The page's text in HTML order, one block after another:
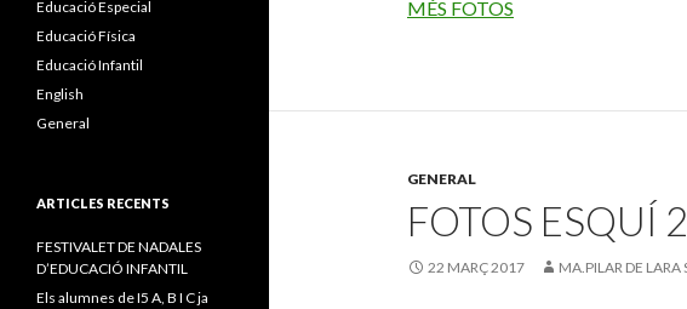
MÉS FOTOS
GENERAL
FOTOS ESQUÍ
22 MARÇ 2017 MA.PILAR DE LARA
Educació Especial
Educació Física
Educació Infantil
English
General
ARTICLES RECENTS
FESTIVALET DE NADALES
D’EDUCACIÓ INFANTIL
Els alumnes de I5 A, B I C ja